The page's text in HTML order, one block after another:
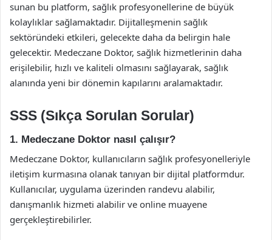
sunan bu platform, sağlık profesyonellerine de büyük
kolaylıklar sağlamaktadır. Dijitalleşmenin sağlık
sektöründeki etkileri, gelecekte daha da belirgin hale
gelecektir. Medeczane Doktor, sağlık hizmetlerinin daha
erişilebilir, hızlı ve kaliteli olmasını sağlayarak, sağlık
alanında yeni bir dönemin kapılarını aralamaktadır.
SSS (Sıkça Sorulan Sorular)
1. Medeczane Doktor nasıl çalışır?
Medeczane Doktor, kullanıcıların sağlık profesyonelleriyle
iletişim kurmasına olanak tanıyan bir dijital platformdur.
Kullanıcılar, uygulama üzerinden randevu alabilir,
danışmanlık hizmeti alabilir ve online muayene
gerçekleştirebilirler.